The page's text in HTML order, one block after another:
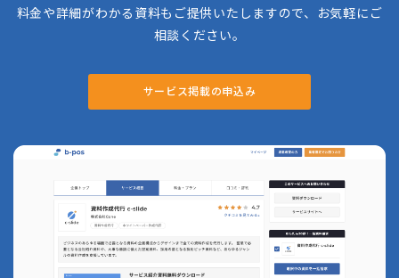
料金や詳細がわかる資料もご提供いたしますので、お気軽にご
相談ください。
サービス掲載の申込み